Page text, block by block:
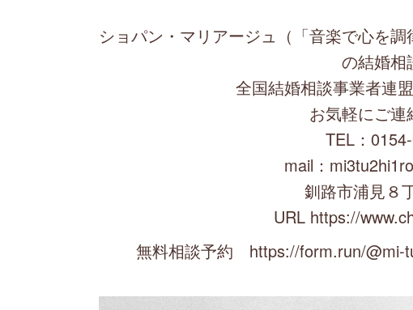
ショパン・マリアージュ（「音楽で心を
の結婚相
全国結婚相談事業者連
お気軽にご連
TEL：
mail：
釧路市浦見８
URL https://
無料相談予約 https://form.run/@mi-